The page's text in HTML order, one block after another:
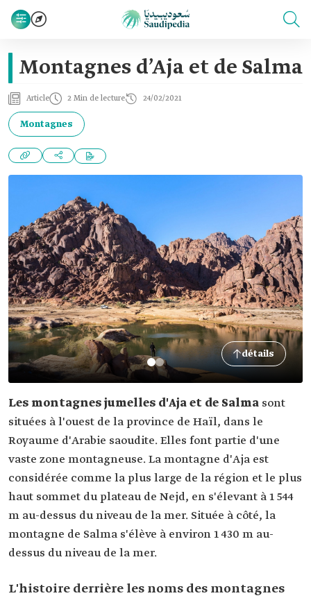
Montagnes d’Aja et de Salma
Article 2 Min de lecture 24/02/2021
Montagnes
détails
Les montagnes jumelles d'Aja et de Salma sont
situées à l'ouest de la province de Haïl, dans le
Royaume d'Arabie saoudite. Elles font partie d'une
vaste zone montagneuse. La montagne d'Aja est
considérée comme la plus large de la région et le plus
haut sommet du plateau de Nejd, en s'élevant à 1 544
m au-dessus du niveau de la mer. Située à côté, la
montagne de Salma s'élève à environ 1 430 m au-
dessus du niveau de la mer.
L'histoire derrière les noms des montagnes